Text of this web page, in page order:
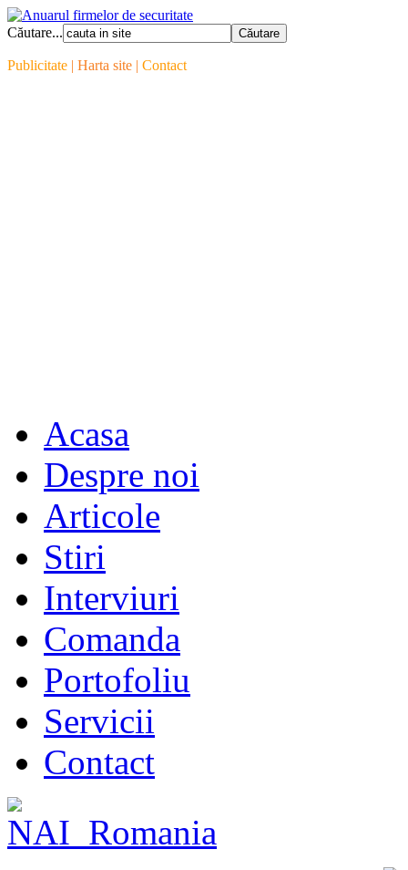
Căutare...
Publicitate | Harta site | Contact
Acasa
Despre noi
Articole
Stiri
Interviuri
Comanda
Portofoliu
Servicii
Contact